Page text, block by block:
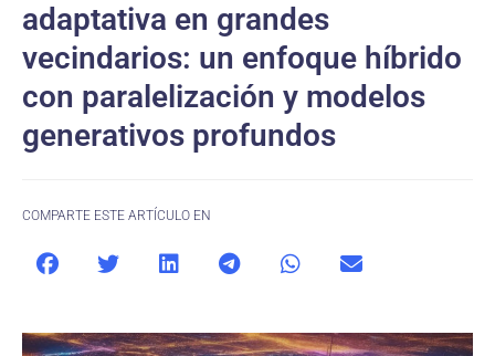
adaptativa en grandes
vecindarios: un enfoque híbrido
con paralelización y modelos
generativos profundos
COMPARTE ESTE ARTÍCULO EN